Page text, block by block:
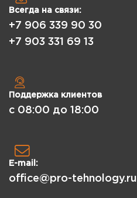
Всегда на связи:
+7 906 339 90 30
+7 903 331 69 13
Поддержка клиентов
с 08:00 до 18:00
E-mail:
office@pro-tehnology.ru